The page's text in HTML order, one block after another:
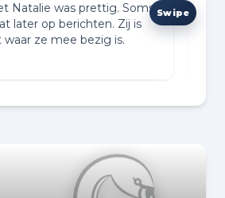
Natalie was prettig. Soms
later op berichten. Zij is
ze mee bezig is.